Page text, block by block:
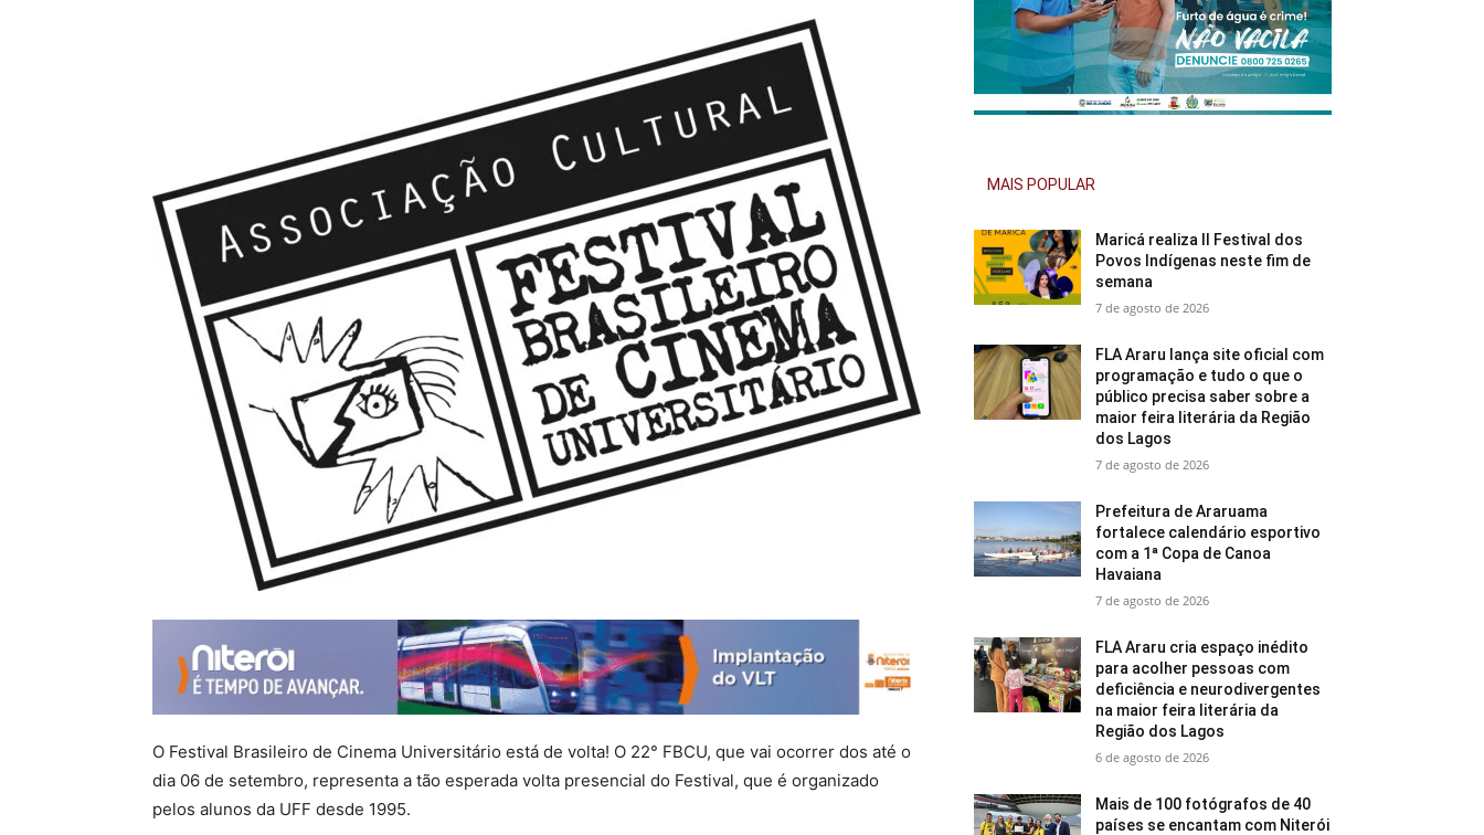
O Festival Brasileiro de Cinema Universitário está de volta! O 22° FBCU, que vai ocorrer dos até o
dia 06 de setembro, representa a tão esperada volta presencial do Festival, que é organizado
pelos alunos da UFF desde 1995.
MAIS POPULAR
Maricá realiza II Festival dos
Povos Indígenas neste fim de
semana
7 de agosto de 2026
FLA Araru lança site oficial com
programação e tudo o que o
público precisa saber sobre a
maior feira literária da Região
dos Lagos
7 de agosto de 2026
Prefeitura de Araruama
fortalece calendário esportivo
com a 1ª Copa de Canoa
Havaiana
7 de agosto de 2026
FLA Araru cria espaço inédito
para acolher pessoas com
deficiência e neurodivergentes
na maior feira literária da
Região dos Lagos
6 de agosto de 2026
Mais de 100 fotógrafos de 40
países se encantam com Niterói